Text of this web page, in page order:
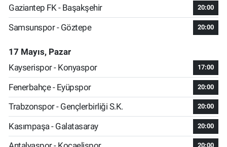
Gaziantep FK - Başakşehir 20:00
Samsunspor - Göztepe 20:00
17 Mayıs, Pazar
Kayserispor - Konyaspor
17:00
Fenerbahçe - Eyüpspor 20:00
Trabzonspor - Gençlerbirliği S.K. 20:00
Kasımpaşa - Galatasaray 20:00